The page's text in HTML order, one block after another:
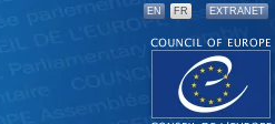
EN FR EXTRANET